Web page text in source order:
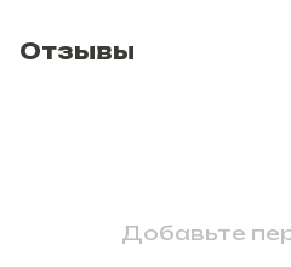
Отзывы
Добавьте